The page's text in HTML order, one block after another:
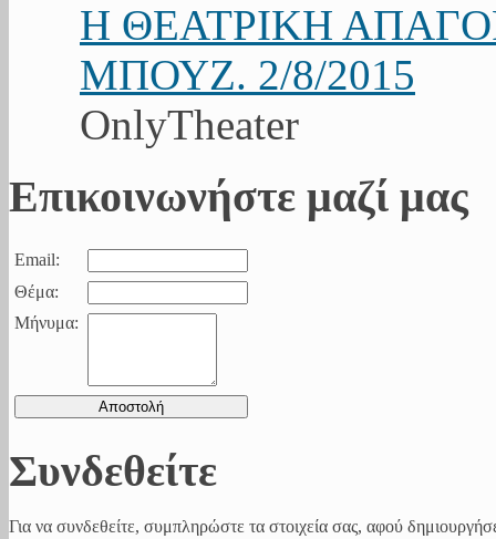
Η ΘΕΑΤΡΙΚΗ
ΜΠΟΥΖ. 2/8/2015
OnlyTheater
Επικοινωνήστε μαζί μας
Email:
Θέμα:
Μήνυμα:
Συνδεθείτε
Για να συνδεθείτε, συμπληρώστε τα στοιχεία σας, αφού